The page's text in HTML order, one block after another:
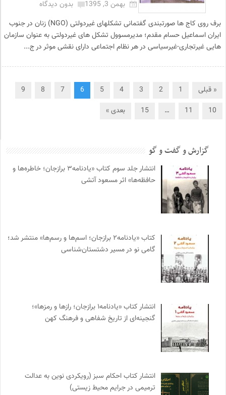
بهمن 3, 1395
بدون دیدگاه
برف روی کاج ها صورتبندی گفتمانی تشکلهای غیردولتی (NGO) زنان در جنوب
ایران اسماعیل حسام مقدم؛ مدیرمسوول تشکل های غیردولتی به عنوان سازمان
هایی غیرتجاری-غیرسیاسی در هر نظام اجتماعی دارای نقشی موثر در ج...
« قبلی 1
2
3
4
5
6
7
8
9
10
11
…
15 بعدی »
گزارش و گفت و گو
انتشار جلد سوم کتاب «یادنامه۳ برازجان؛ خاطره‌ها و
حافظه‌ها» اثر مسعود آتشی
کتاب «یادنامه۲ برازجان؛ اسم‌ها و رسم‌ها» منتشر شد؛
گامی نو در مسیر دشتستان‌شناسی
انتشار کتاب «یادنامه۱ برازجان؛ رازها و رمزها»؛
گنجینه‌ای از تاریخ شفاهی و فرهنگ کهن
انتشار کتاب احکام سبز (رویکردی نوین به عدالت
ترمیمی در جرایم محیط‌ زیستی)